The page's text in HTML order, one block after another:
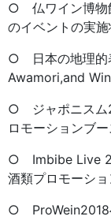
○ 仏ワイン博物
のイベントの実施
○ 日本の地理的
Awamori,and
○ ジャポニスム
ロモーションブ
○ Imbibe Live
酒類プロモーショ
○ ProWein2018